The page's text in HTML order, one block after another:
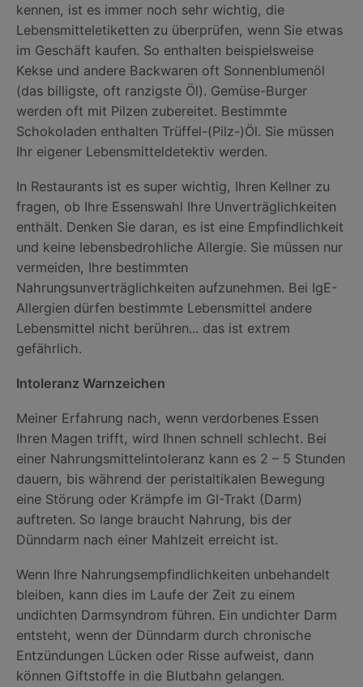
kennen, ist es immer noch sehr wichtig, die
Lebensmitteletiketten zu überprüfen, wenn Sie etwas
im Geschäft kaufen. So enthalten beispielsweise
Kekse und andere Backwaren oft Sonnenblumenöl
(das billigste, oft ranzigste Öl). Gemüse-Burger
werden oft mit Pilzen zubereitet. Bestimmte
Schokoladen enthalten Trüffel-(Pilz-)Öl. Sie müssen
Ihr eigener Lebensmitteldetektiv werden.
In Restaurants ist es super wichtig, Ihren Kellner zu
fragen, ob Ihre Essenswahl Ihre Unverträglichkeiten
enthält. Denken Sie daran, es ist eine Empfindlichkeit
und keine lebensbedrohliche Allergie. Sie müssen nur
vermeiden, Ihre bestimmten
Nahrungsunverträglichkeiten aufzunehmen. Bei IgE-
Allergien dürfen bestimmte Lebensmittel andere
Lebensmittel nicht berühren... das ist extrem
gefährlich.
Intoleranz Warnzeichen
Meiner Erfahrung nach, wenn verdorbenes Essen
Ihren Magen trifft, wird Ihnen schnell schlecht. Bei
einer Nahrungsmittelintoleranz kann es 2 – 5 Stunden
dauern, bis während der peristaltikalen Bewegung
eine Störung oder Krämpfe im GI-Trakt (Darm)
auftreten. So lange braucht Nahrung, bis der
Dünndarm nach einer Mahlzeit erreicht ist.
Wenn Ihre Nahrungsempfindlichkeiten unbehandelt
bleiben, kann dies im Laufe der Zeit zu einem
undichten Darmsyndrom führen. Ein undichter Darm
entsteht, wenn der Dünndarm durch chronische
Entzündungen Lücken oder Risse aufweist, dann
können Giftstoffe in die Blutbahn gelangen.